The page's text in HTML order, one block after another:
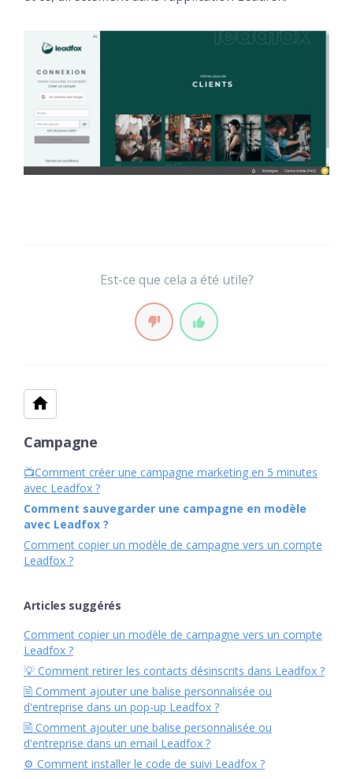
Est-ce que cela a été utile?
Campagne
📺Comment créer une campagne marketing en 5 minutes
avec Leadfox ?
Comment sauvegarder une campagne en modèle
avec Leadfox ?
Comment copier un modèle de campagne vers un compte
Leadfox ?
Articles suggérés
Comment copier un modèle de campagne vers un compte
Leadfox ?
💡 Comment retirer les contacts désinscrits dans Leadfox ?
🗎 Comment ajouter une balise personnalisée ou
d'entreprise dans un pop-up Leadfox ?
🗎 Comment ajouter une balise personnalisée ou
d'entreprise dans un email Leadfox ?
⚙︎ Comment installer le code de suivi Leadfox ?